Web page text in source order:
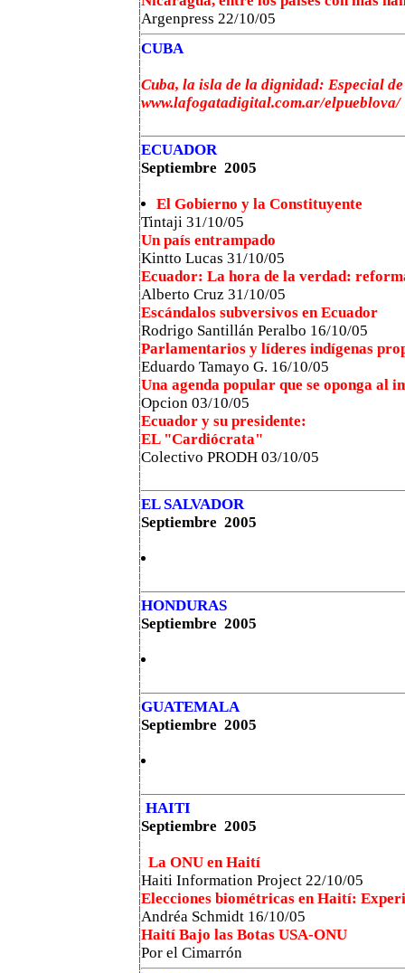
Argenpress 22/10/05
CUBA
Cuba, la isla de la dignidad: Especial
www.lafogatadigital.com.ar/elpueblova/
ECUADOR
Septiembre 2005
El Gobierno y la Constituyente
Tintaji 31/10/05
Un país entrampado
Kintto Lucas 31/10/05
Ecuador: La hora de la verdad:
Alberto Cruz 31/10/05
Escándalos subversivos en Ecuador
Rodrigo Santillán Peralbo 16/10/05
Parlamentarios y líderes indígenas
Eduardo Tamayo G. 16/10/05
Una agenda popular que se oponga al
Opcion 03/10/05
Ecuador y su presidente:
EL "Cardiócrata"
Colectivo PRODH 03/10/05
EL SALVADOR
Septiembre 2005
HONDURAS
Septiembre 2005
GUATEMALA
Septiembre 2005
HAITI
Septiembre 2005
La ONU en Haití
Haiti Information Project 22/10/05
Elecciones biométricas en Haití:
Andréa Schmidt 16/10/05
Haití Bajo las Botas USA-ONU
Por el Cimarrón